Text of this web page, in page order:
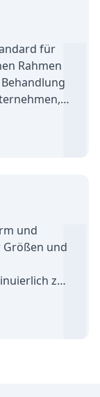
I
für
Rahmen
I
und
und
zu
die